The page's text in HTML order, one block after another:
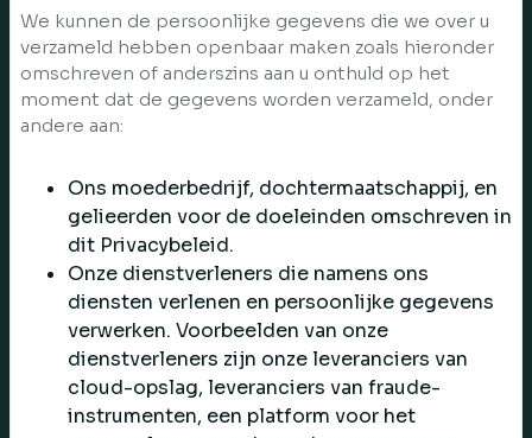
We kunnen de persoonlijke gegevens die we over u
verzameld hebben openbaar maken zoals hieronder
omschreven of anderszins aan u onthuld op het
moment dat de gegevens worden verzameld, onder
andere aan:
Ons moederbedrijf, dochtermaatschappij, en
gelieerden voor de doeleinden omschreven in
dit Privacybeleid.
Onze dienstverleners die namens ons
diensten verlenen en persoonlijke gegevens
verwerken. Voorbeelden van onze
dienstverleners zijn onze leveranciers van
cloud-opslag, leveranciers van fraude-
instrumenten, een platform voor het